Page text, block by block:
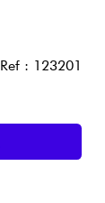
Ref : 123201